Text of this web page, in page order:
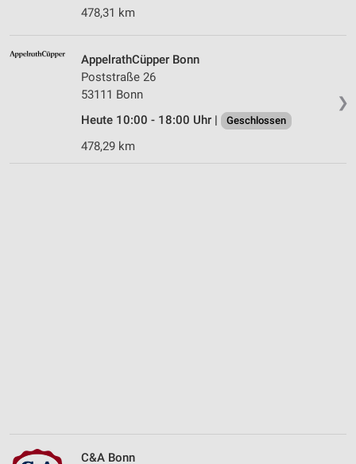
478,31 km
❯
AppelrathCüpper Bonn
Poststraße 26
53111 Bonn
Heute 10:00 - 18:00 Uhr |
Geschlossen
478,29 km
C&A Bonn